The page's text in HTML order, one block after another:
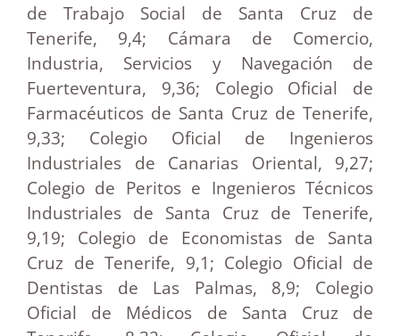
de Trabajo Social de Santa Cruz de
Tenerife, 9,4; Cámara de Comercio,
Industria, Servicios y Navegación de
Fuerteventura, 9,36; Colegio Oficial de
Farmacéuticos de Santa Cruz de Tenerife,
9,33; Colegio Oficial de Ingenieros
Industriales de Canarias Oriental, 9,27;
Colegio de Peritos e Ingenieros Técnicos
Industriales de Santa Cruz de Tenerife,
9,19; Colegio de Economistas de Santa
Cruz de Tenerife, 9,1; Colegio Oficial de
Dentistas de Las Palmas, 8,9; Colegio
Oficial de Médicos de Santa Cruz de